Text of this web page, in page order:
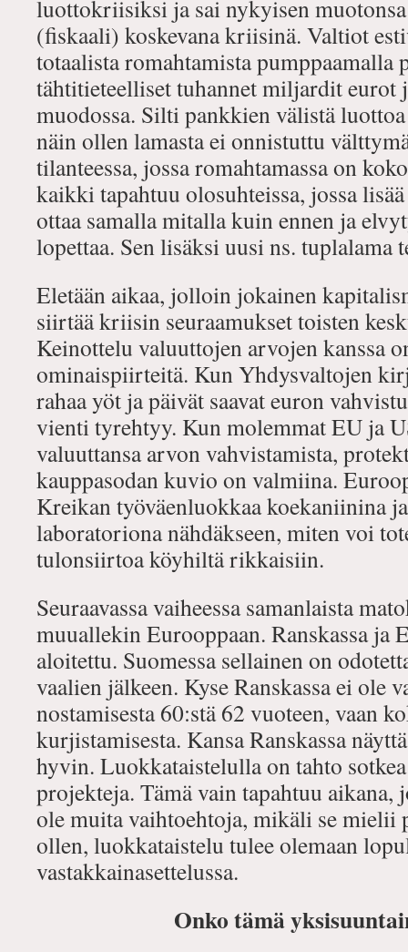
luottokriisiksi ja sai nykyisen
(fiskaali) koskevana kriisinä. Valtiot
totaalista romahtamista pumppaamalla
tähtitieteelliset tuhannet miljardit
muodossa. Silti pankkien välistä
näin ollen lamasta ei onnistuttu
tilanteessa, jossa romahtamassa on
kaikki tapahtuu olosuhteissa, jossa
ottaa samalla mitalla kuin ennen ja
lopettaa. Sen lisäksi uusi ns. tuplalama
Eletään aikaa, jolloin jokainen
siirtää kriisin seuraamukset toisten
Keinottelu valuuttojen arvojen kanssa
ominaispiirteitä. Kun Yhdysvaltojen
rahaa yöt ja päivät saavat euron
vienti tyrehtyy. Kun molemmat EU ja
valuuttansa arvon vahvistamista,
kauppasodan kuvio on valmiina.
Kreikan työväenluokkaa koekaniinina
laboratoriona nähdäkseen, miten voi
tulonsiirtoa köyhiltä rikkaisiin.
Seuraavassa vaiheessa samanlaista
muuallekin Eurooppaan. Ranskassa ja
aloitettu. Suomessa sellainen on
vaalien jälkeen. Kyse Ranskassa ei ole
nostamisesta 60:stä 62 vuoteen, vaan
kurjistamisesta. Kansa Ranskassa
hyvin. Luokkataistelulla on tahto
projekteja. Tämä vain tapahtuu
ole muita vaihtoehtoja, mikäli se mielii
ollen, luokkataistelu tulee olemaan
vastakkainasettelussa.
Onko tämä